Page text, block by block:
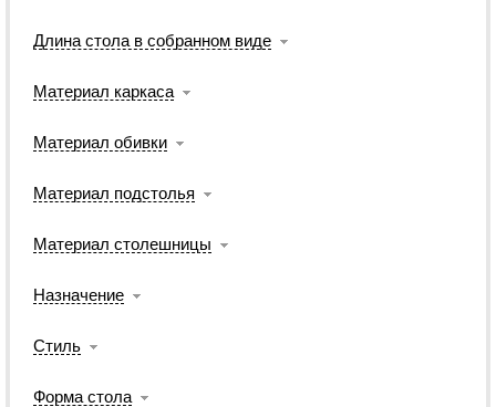
Длина стола в собранном виде
Материал каркаса
Материал обивки
Материал подстолья
Материал столешницы
Назначение
Стиль
Форма стола